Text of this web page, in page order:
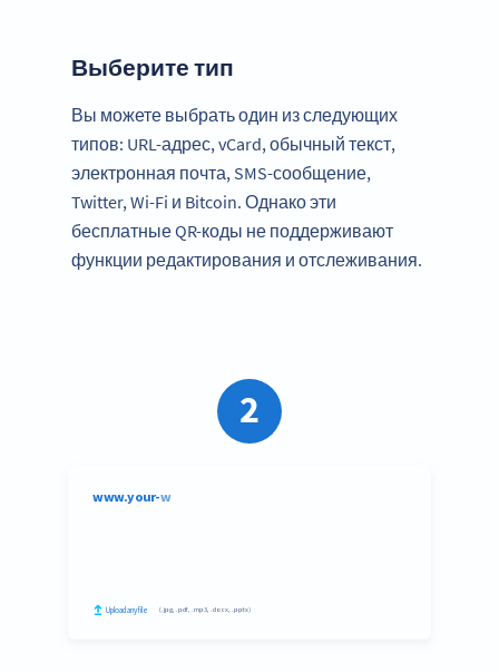
Выберите тип
Вы можете выбрать один из следующих
типов: URL-адрес, vCard, обычный текст,
электронная почта, SMS-сообщение,
Twitter, Wi-Fi и Bitcoin. Однако эти
бесплатные QR-коды не поддерживают
функции редактирования и отслеживания.
2